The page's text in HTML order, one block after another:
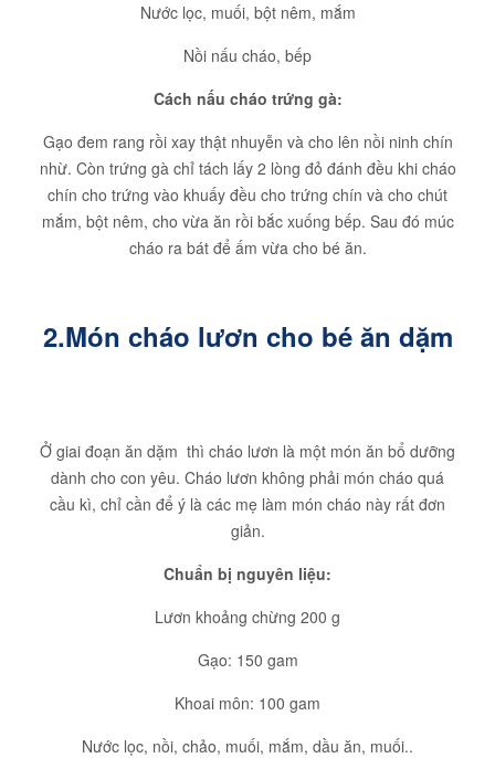
Nước lọc, muối, bột nêm, mắm
Nồi nấu cháo, bếp
Cách nấu cháo trứng gà:
Gạo đem rang rồi xay thật nhuyễn và cho lên nồi ninh chín
nhừ. Còn trứng gà chỉ tách lấy 2 lòng đỏ đánh đều khi cháo
chín cho trứng vào khuấy đều cho trứng chín và cho chút
mắm, bột nêm, cho vừa ăn rồi bắc xuống bếp. Sau đó múc
cháo ra bát để ấm vừa cho bé ăn.
2.Món cháo lươn cho bé ăn dặm
Ở giai đoạn ăn dặm thì cháo lươn là một món ăn bổ dưỡng
dành cho con yêu. Cháo lươn không phải món cháo quá
cầu kì, chỉ cần để ý là các mẹ làm món cháo này rất đơn
giản.
Chuẩn bị nguyên liệu:
Lươn khoảng chừng 200 g
Gạo: 150 gam
Khoai môn: 100 gam
Nước lọc, nồi, chảo, muối, mắm, dầu ăn, muối..